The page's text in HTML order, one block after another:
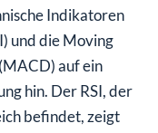
Indikatoren
und die Moving
auf ein
hin. Der RSI, der
befindet, zeigt